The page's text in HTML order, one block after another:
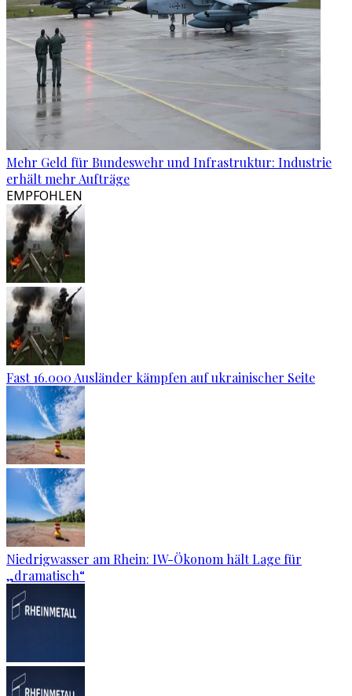
Mehr Geld für Bundeswehr und Infrastruktur: Industrie
erhält mehr Aufträge
EMPFOHLEN
Fast 16.000 Ausländer kämpfen auf ukrainischer Seite
Niedrigwasser am Rhein: IW-Ökonom hält Lage für
„dramatisch“